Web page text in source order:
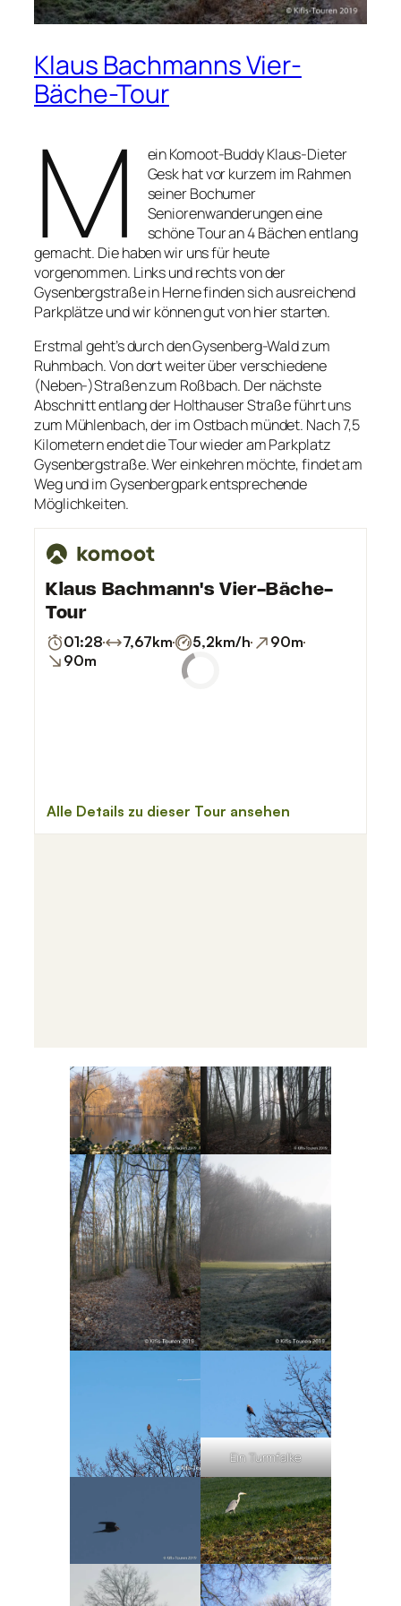
Klaus Bachmanns Vier-
Bäche-Tour
M
ein Komoot-Buddy Klaus-Dieter
Gesk hat vor kurzem im Rahmen
seiner Bochumer
Seniorenwanderungen eine
schöne Tour an 4 Bächen entlang
gemacht. Die haben wir uns für heute
vorgenommen. Links und rechts von der
Gysenbergstraße in Herne finden sich ausreichend
Parkplätze und wir können gut von hier starten.
Erstmal geht’s durch den Gysenberg-Wald zum
Ruhmbach. Von dort weiter über verschiedene
(Neben-)Straßen zum Roßbach. Der nächste
Abschnitt entlang der Holthauser Straße führt uns
zum Mühlenbach, der im Ostbach mündet. Nach 7,5
Kilometern endet die Tour wieder am Parkplatz
Gysenbergstraße. Wer einkehren möchte, findet am
Weg und im Gysenbergpark entsprechende
Möglichkeiten.
Ein Turmfalke